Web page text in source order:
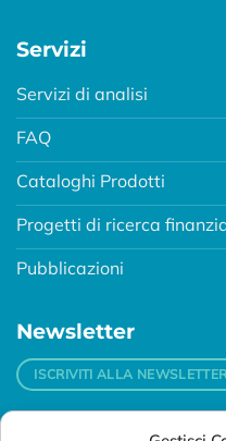
Servizi
Servizi di analisi
FAQ
Cataloghi Prodotti
Progetti di ricerca
Pubblicazioni
Newsletter
ISCRIVITI ALLA NEWSLETTER